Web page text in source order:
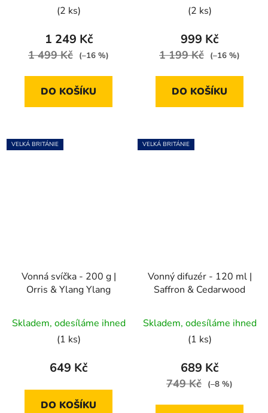
(2 ks)
1 249 Kč
1 499 Kč (–16 %)
DO KOŠÍKU
(2 ks)
999 Kč
1 199 Kč (–16 %)
DO KOŠÍKU
VELKÁ BRITÁNIE
Vonná svíčka - 200 g |
Orris & Ylang Ylang
Skladem, odesíláme ihned
(1 ks)
649 Kč
DO KOŠÍKU
VELKÁ BRITÁNIE
Vonný difuzér - 120 ml |
Saffron & Cedarwood
hodnocení
produktu
je
5,0
Skladem, odesíláme ihned
(1 ks)
689 Kč
749 Kč (–8 %)